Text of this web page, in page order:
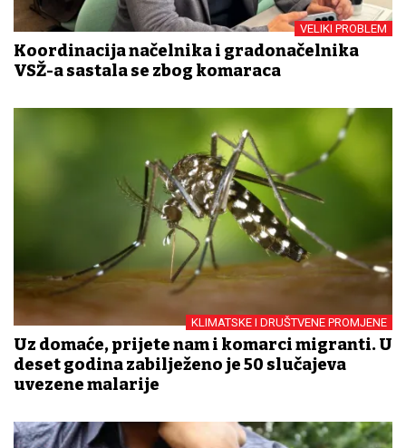
VELIKI PROBLEM
Koordinacija načelnika i gradonačelnika
VSŽ-a sastala se zbog komaraca
KLIMATSKE I DRUŠTVENE PROMJENE
Uz domaće, prijete nam i komarci migranti. U
deset godina zabilježeno je 50 slučajeva
uvezene malarije